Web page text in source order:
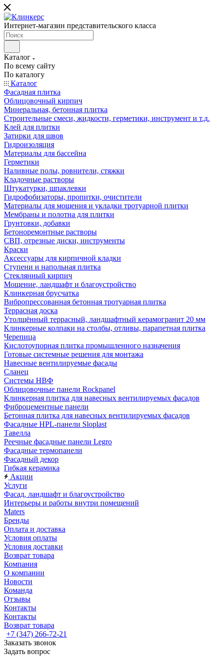
Интернет-магазин представительского класса
Каталог
По всему сайту
По каталогу
Каталог
Фасадная плитка
Облицовочный кирпич
Минеральная, бетонная плитка
Строительные смеси, жидкости, герметики, инструмент и т.д.
Клей для плитки
Затирки для швов
Гидроизоляция
Материалы для бассейна
Герметики
Наливные полы, ровнители, стяжки
Кладочные растворы
Штукатурки, шпаклевки
Гидрофобизаторы, пропитки, очистители
Материалы для мощения и укладки тротуарной плитки
Мембраны и полотна для плитки
Грунтовки, добавки
Бетоноремонтные растворы
СВП, отрезные диски, инструменты
Краски
Аксессуары для кирпичной кладки
Ступени и напольная плитка
Cтеклянный кирпич
Мощение, ландшафт и благоустройство
Клинкерная брусчатка
Вибропрессованная бетонная тротуарная плитка
Террасная доска
Утолщённый террасный, ландшафтный керамогранит 20 мм
Клинкерные колпаки на столбы, отливы, парапетная плитка
Черепица
Кислотоупорная плитка промышленного назначения
Готовые системные решения для монтажа
Навесные вентилируемые фасады
Сланец
Системы НВФ
Облицовочные панели Rockpanel
Клинкерная плитка для навесных вентилируемых фасадов
Фиброцементные панели
Бетонная плитка для навесных вентилируемых фасадов
Фасадные HPL-панели Sloplast
Тавелла
Реечные фасадные панели Legro
Фасадные термопанели
Фасадный декор
Гибкая керамика
Акции
Услуги
Фасад, ландшафт и благоустройство
Интерьеры и работы внутри помещений
Maters
Бренды
Оплата и доставка
Условия оплаты
Условия доставки
Возврат товара
Компания
О компании
Новости
Команда
Отзывы
Контакты
Контакты
Возврат товара
+7 (347) 266-72-21
Заказать звонок
Задать вопрос